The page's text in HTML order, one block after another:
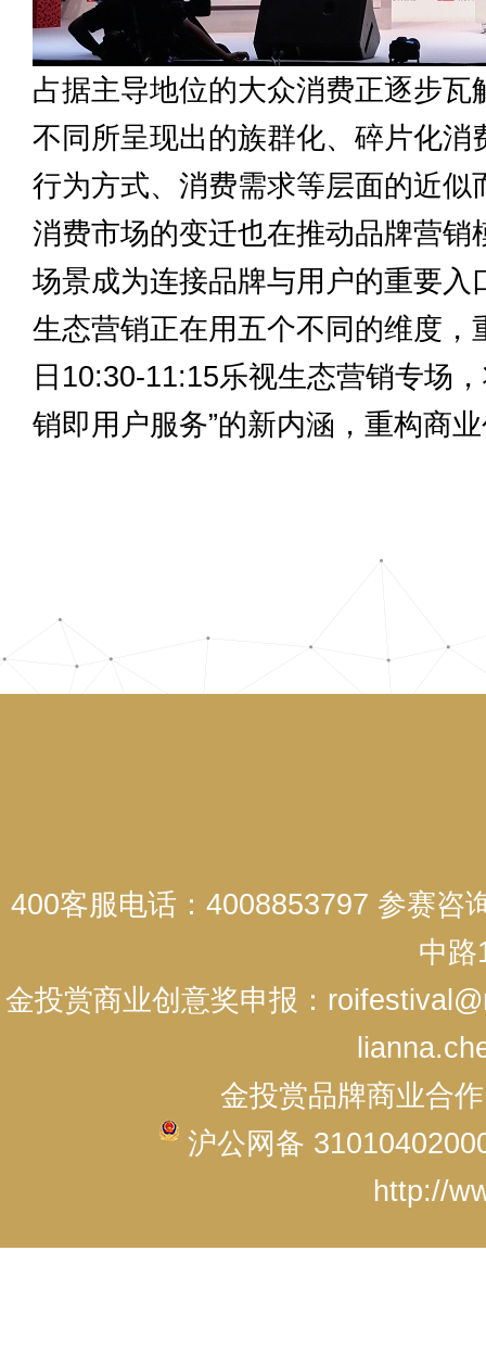
占据主导地位的大众消费正逐步
不同所呈现出的族群化、碎片化
行为方式、消费需求等层面的近
消费市场的变迁也在推动品牌营
场景成为连接品牌与用户的重要
生态营销正在用五个不同的维度
日10:30-11:15乐视生态营销专场
销即用户服务”的新内涵，重构商
400客服电话：4008853797 参赛咨
中路
金投赏商业创意奖申报：
金投赏品牌商业合
沪公网备
http://